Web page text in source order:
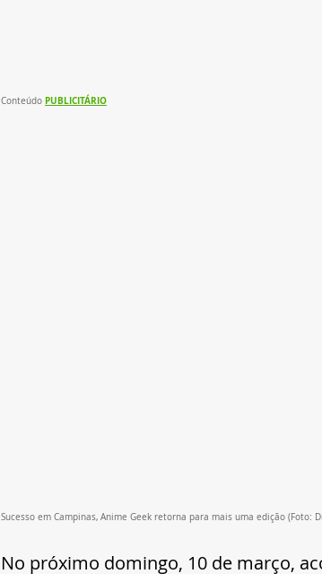
Conteúdo PUBLICITÁRIO
Sucesso em Campinas, Anime Geek retorna para mais uma edição (Foto:
No próximo domingo, 10 de março,